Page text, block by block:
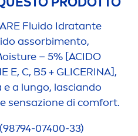
Fluido Idratante
assorbimento,
– 5% [ACIDO
E E, C, B5 + GLICERINA],
a lungo, lasciando
sensazione di comfort.
07400-33)